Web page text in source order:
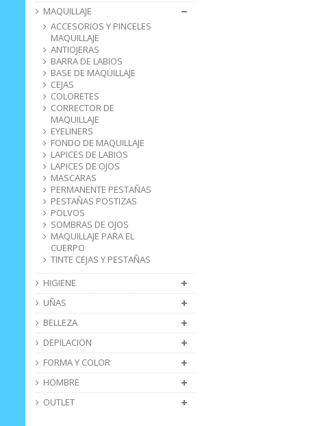
MAQUILLAJE
ACCESORIOS Y PINCELES
MAQUILLAJE
ANTIOJERAS
BARRA DE LABIOS
BASE DE MAQUILLAJE
CEJAS
COLORETES
CORRECTOR DE
MAQUILLAJE
EYELINERS
FONDO DE MAQUILLAJE
LAPICES DE LABIOS
LAPICES DE OJOS
MASCARAS
PERMANENTE PESTAÑAS
PESTAÑAS POSTIZAS
POLVOS
SOMBRAS DE OJOS
MAQUILLAJE PARA EL
CUERPO
TINTE CEJAS Y PESTAÑAS
HIGIENE
UÑAS
BELLEZA
DEPILACION
FORMA Y COLOR
HOMBRE
OUTLET